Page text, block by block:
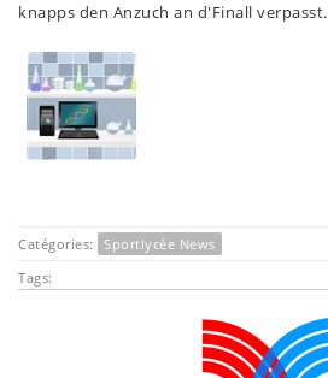
knapps den Anzuch an d'Finall verpasst.
Catégories:
Sportlycée News
Tags: